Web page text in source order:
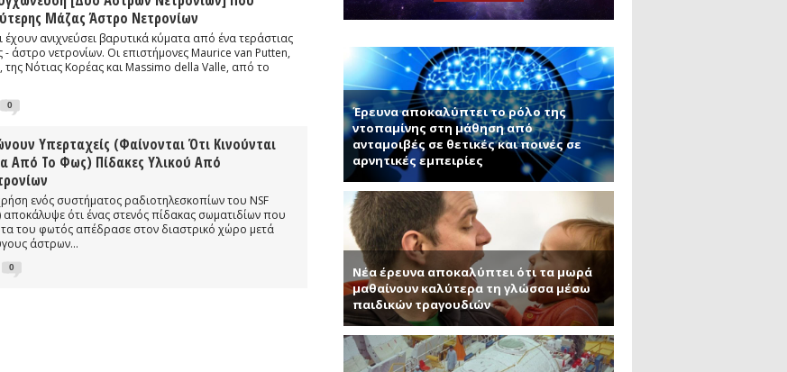
Παντελή Μπάμπουλη για τα ενδιαφέροντα τεχνητά υλικά, γερμανένιο και πυριτένιο (Μέρος
με τον Ερωτόκριτο Κατσαβουνίδη, διευθυντή έρευνας στο ΜΙΤ)
(Συνέντευξη με τον Χρήστο Τσάγκα, Αναπληρωτή Καθηγητή του ΑΠΘ)
με απλά λόγια μας μαθαίνει το χαλαρόνιο και τη σχέση του με την σκοτεινή ύλη
Μάζας Άστρο Νετρονίων
ανιχνεύσει βαρυτικά κύματα από ένα τεράστιας
άστρο νετρονίων. Οι επιστήμονες Maurice van Putten,
Νότιας Κορέας και Massimo della Valle, από το
0
Υπερταχείς (φαίνονται Ότι Κινούνται
Από Το Φως) Πίδακες Υλικού Από
ενός συστήματος ραδιοτηλεσκοπίων του NSF
ότι ένας στενός πίδακας σωματιδίων που
του φωτός απέδρασε στον διαστρικό χώρο μετά
άστρων...
0
Έρευνα αποκαλύπτει το ρόλο της
ντοπαμίνης στη μάθηση από
ανταμοιβές σε θετικές και ποινές σε
αρνητικές εμπειρίες
Νέα έρευνα αποκαλύπτει ότι τα μωρά
μαθαίνουν καλύτερα τη γλώσσα μέσω
παιδικών τραγουδιών